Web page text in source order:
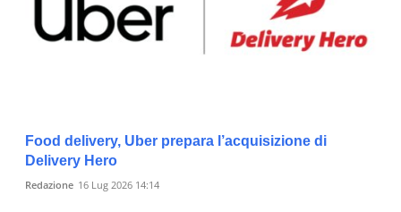
Food delivery, Uber prepara l’acquisizione di
Delivery Hero
Redazione 16 Lug 2026 14:14